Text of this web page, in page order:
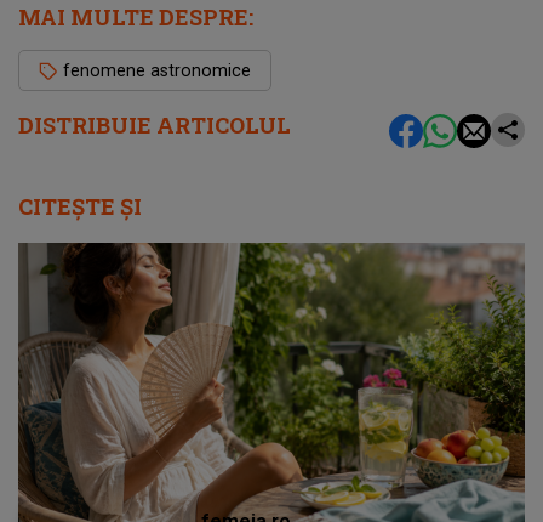
DISTRIBUIE ARTICOLUL
MAI MULTE DESPRE:
fenomene astronomice
CITEȘTE ȘI